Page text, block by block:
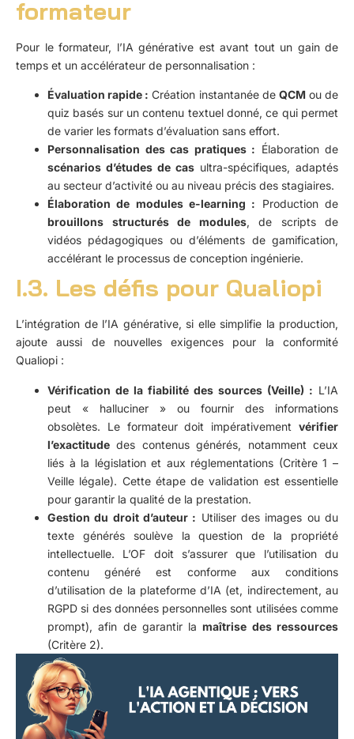
formateur
Pour le formateur, l’IA générative est avant tout un gain de
temps et un accélérateur de personnalisation :
Évaluation rapide : Création instantanée de QCMou de
quiz basés sur un contenu textuel donné, ce qui permet
de varier les formats d’évaluation sans effort.
Personnalisation des cas pratiques : Élaboration de
scénarios d’études de cas ultra-spécifiques, adaptés
au secteur d’activité ou au niveau précis des stagiaires.
Élaboration de modules e-learning : Production de
brouillons structurés de modules, de scripts de
vidéos pédagogiques ou d’éléments de gamification,
accélérant le processus de conception ingénierie.
I.3. Les défis pour Qualiopi
L’intégration de l’IA générative, si elle simplifie la production,
ajoute aussi de nouvelles exigences pour la conformité
Qualiopi :
Vérification de la fiabilité des sources (Veille) : L’IA
peut « halluciner » ou fournir des informations
obsolètes. Le formateur doit impérativement vérifier
l’exactitude des contenus générés, notamment ceux
liés à la législation et aux réglementations (Critère 1 –
Veille légale). Cette étape de validation est essentielle
pour garantir la qualité de la prestation.
Gestion du droit d’auteur : Utiliser des images ou du
texte générés soulève la question de la propriété
intellectuelle. L’OF doit s’assurer que l’utilisation du
contenu généré est conforme aux conditions
d’utilisation de la plateforme d’IA (et, indirectement, au
RGPD si des données personnelles sont utilisées comme
prompt), afin de garantir lamaîtrise des ressources
(Critère 2).